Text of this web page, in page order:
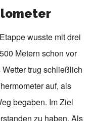
wusste mit drei
Metern schon vor
trug schließlich
auf, als
begaben. Im Ziel
zu haben. Als